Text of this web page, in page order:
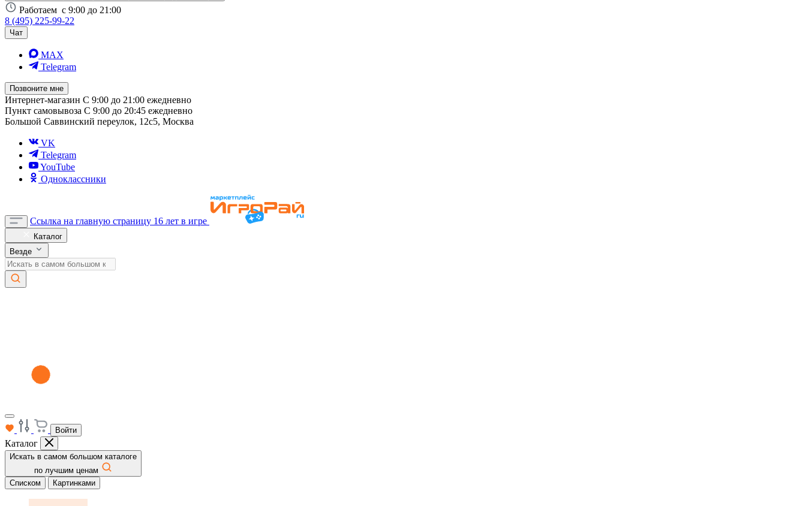
Работаем с 9:00 до 21:00
8 (495) 225-99-22
Чат
MAX
Telegram
Позвоните мне
Интернет-магазин С 9:00 до 21:00 ежедневно
Пункт самовывоза С 9:00 до 20:45 ежедневно
Большой Саввинский переулок, 12с5, Москва
VK
Telegram
YouTube
Одноклассники
Ссылка на главную страницу 16 лет в игре
Каталог
Везде
Войти
Каталог
Искать в самом большом каталоге
по лучшим ценам
Списком
Картинками